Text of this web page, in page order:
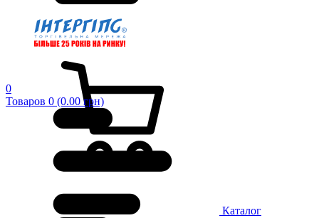
0
Товаров 0 (0.00 грн)
Каталог